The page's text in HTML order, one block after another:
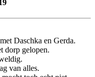
Daschka en Gerda.
dorp gelopen.
van alles.